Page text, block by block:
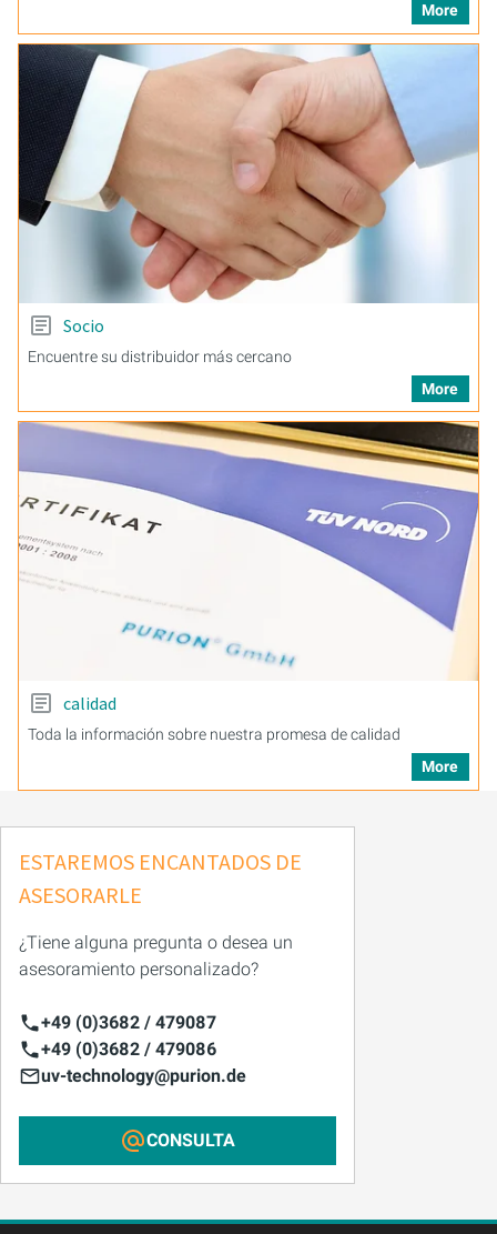
More
Socio
Encuentre su distribuidor más cercano
More
calidad
Toda la información sobre nuestra promesa de calidad
More
ESTAREMOS ENCANTADOS DE
ASESORARLE
¿Tiene alguna pregunta o desea un
asesoramiento personalizado?
+49 (0)3682 / 479087
+49 (0)3682 / 479086
uv-technology@purion.de
CONSULTA